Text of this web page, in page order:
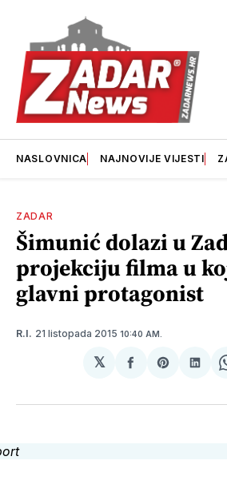
NASLOVNICA NAJNOVIJE VIJESTI
ZADAR
Šimunić dolazi u
projekciju filma u
glavni protagonist
R.I. 21 listopada 2015 10:40 AM.
𝕏
podijeliShare